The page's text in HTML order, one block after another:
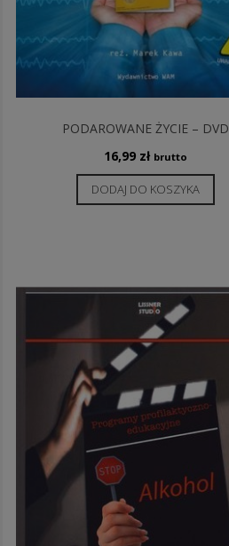
PODAROWANE ŻYCIE – DVD
16,99 zł brutto
DODAJ DO KOSZYKA